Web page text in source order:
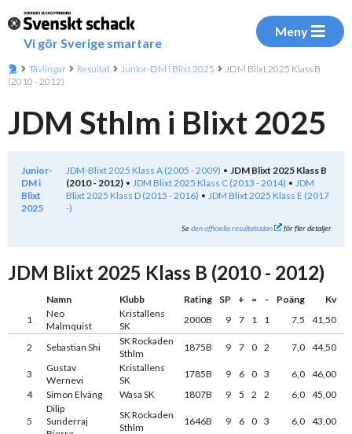
Vi gör Sverige smartare
Meny
Tävlingar Resultat Junior-DM i Blixt 2025
JDM Blixt 2025 Klass B
(2010 - 2012)
JDM Sthlm i Blixt 2025
Junior-
DM i
Blixt
2025
JDM-Blixt 2025 Klass A (2005 - 2009)
JDM Blixt 2025 Klass B
(2010 - 2012)
JDM Blixt 2025 Klass C (2013 - 2014)
JDM
Blixt 2025 Klass D (2015 - 2016)
JDM Blixt 2025 Klass E (2017
-)
Seden officiella resultatsidan för fler detaljer
JDM Blixt 2025 Klass B (2010 - 2012)
Namn Klubb Rating SP + = - Poäng
Kv
1
Neo
Malmquist
Kristallens
SK
2000B 9 7 1 1 7,5 41,50
2 Sebastian Shi
SK Rockaden
Sthlm
1875B 9 7 0 2 7,0 44,50
3
Gustav
Wernevi
Kristallens
SK
1785B 9 6 0 3 6,0 46,00
4
Simon Elväng Wasa SK 1807B 9 5 2 2 6,0 45,00
5
Dilip
Sunderraj
SK Rockaden
Sthlm
1646B 9 6 0 3 6,0 43,00